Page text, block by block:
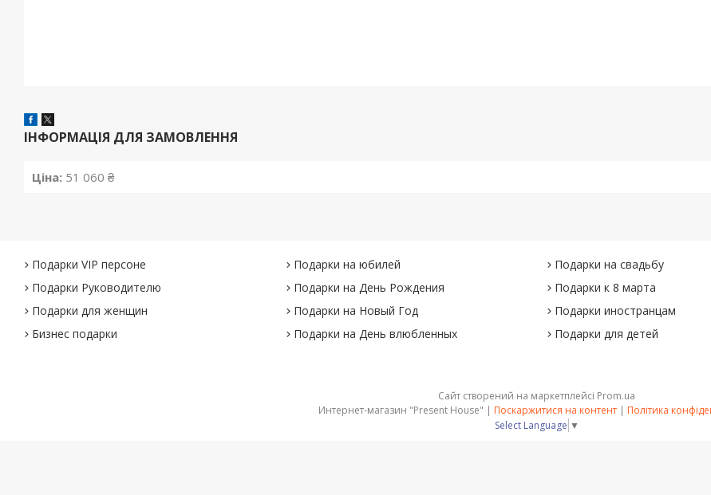
ІНФОРМАЦІЯ ДЛЯ ЗАМОВЛЕННЯ
Ціна: 51 060 ₴
Подарки VIP персоне
Подарки Руководителю
Подарки для женщин
Бизнес подарки
Подарки на юбилей
Подарки на День Рождения
Подарки на Новый Год
Подарки на День влюбленных
Подарки на свадьбу
Подарки к 8 марта
Подарки иностранцам
Подарки для детей
Сайт створений на маркетплейсі Prom.ua
Интернет-магазин "Present House" | Поскаржитися на контент | Політика
Select Language ▼